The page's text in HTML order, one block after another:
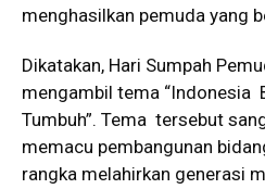
menghasilkan pemuda yang
Dikatakan, Hari Sumpah
mengambil tema “Indonesia
Tumbuh”. Tema tersebut
memacu pembangunan
rangka melahirkan generasi